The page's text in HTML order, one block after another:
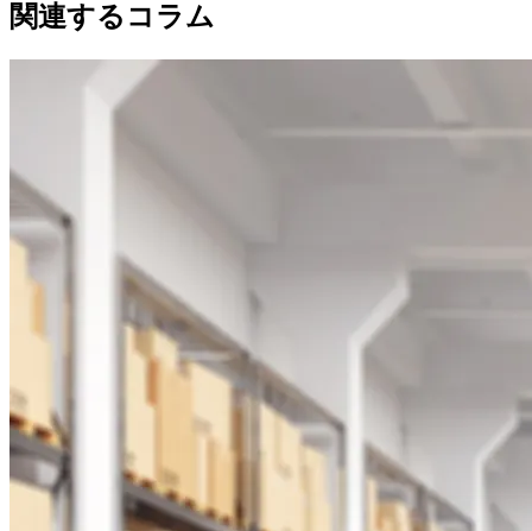
関連するコラム